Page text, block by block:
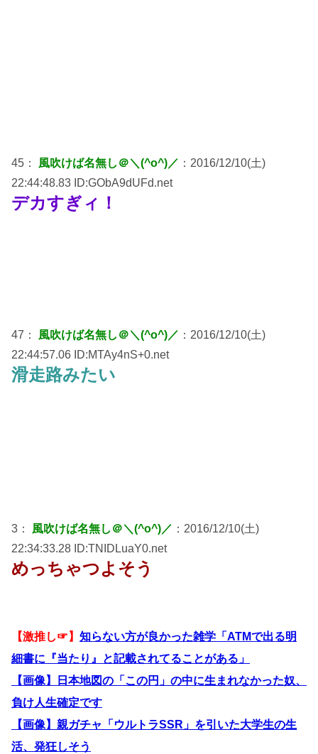
45： 風吹けば名無し＠＼(^o^)／ ：2016/12/10(土)
22:44:48.83 ID:GObA9dUFd.net
デカすぎィ！
47： 風吹けば名無し＠＼(^o^)／ ：2016/12/10(土)
22:44:57.06 ID:MTAy4nS+0.net
滑走路みたい
3： 風吹けば名無し＠＼(^o^)／ ：2016/12/10(土)
22:34:33.28 ID:TNIDLuaY0.net
めっちゃつよそう
【激推し☞】 知らない方が良かった雑学「ATMで出る明
細書に『当たり』と記載されてることがある」
【画像】日本地図の「この円」の中に生まれなかった奴、
負け人生確定です
【画像】親ガチャ「ウルトラSSR」を引いた大学生の生
活、発狂しそう